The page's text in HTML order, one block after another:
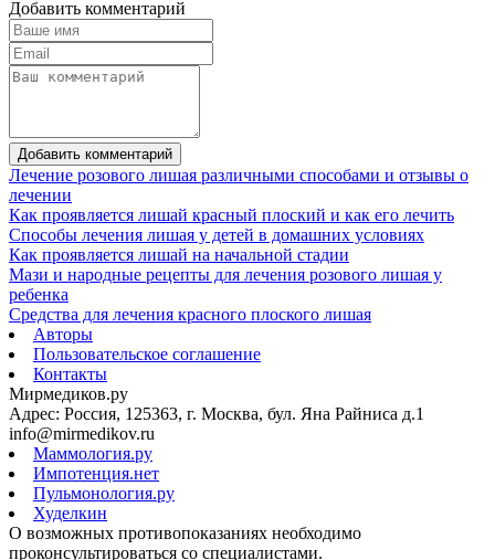
Добавить комментарий
Добавить комментарий
Лечение розового лишая различными способами и отзывы о
лечении
Как проявляется лишай красный плоский и как его лечить
Способы лечения лишая у детей в домашних условиях
Как проявляется лишай на начальной стадии
Мази и народные рецепты для лечения розового лишая у
ребенка
Средства для лечения красного плоского лишая
Авторы
Пользовательское соглашение
Контакты
Мирмедиков.ру
Адрес: Россия, 125363, г. Москва, бул. Яна Райниса д.1
info@mirmedikov.ru
Маммология.ру
Импотенция.нет
Пульмонология.ру
Худелкин
О возможных противопоказаниях необходимо
проконсультироваться со специалистами.